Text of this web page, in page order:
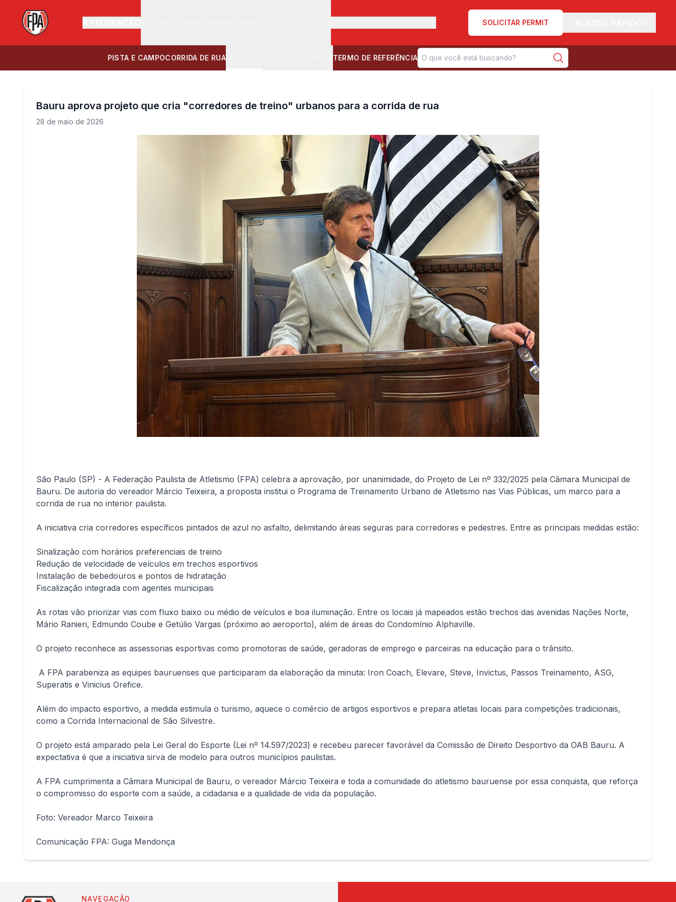
SOLICITAR PERMIT
PISTA E CAMPOCORRIDA DE RUA TERMO DE REFERÊNCIA
Bauru aprova projeto que cria "corredores de treino" urbanos para a corrida de rua
28 de maio de 2026
São Paulo (SP) - A Federação Paulista de Atletismo (FPA) celebra a aprovação, por unanimidade, do Projeto de Lei nº 332/2025 pela Câmara Municipal de
Bauru. De autoria do vereador Márcio Teixeira, a proposta institui o Programa de Treinamento Urbano de Atletismo nas Vias Públicas, um marco para a
corrida de rua no interior paulista.
A iniciativa cria corredores específicos pintados de azul no asfalto, delimitando áreas seguras para corredores e pedestres. Entre as principais medidas estão:
Sinalização com horários preferenciais de treino
Redução de velocidade de veículos em trechos esportivos
Instalação de bebedouros e pontos de hidratação
Fiscalização integrada com agentes municipais
As rotas vão priorizar vias com fluxo baixo ou médio de veículos e boa iluminação. Entre os locais já mapeados estão trechos das avenidas Nações Norte,
Mário Ranieri, Edmundo Coube e Getúlio Vargas (próximo ao aeroporto), além de áreas do Condomínio Alphaville.
O projeto reconhece as assessorias esportivas como promotoras de saúde, geradoras de emprego e parceiras na educação para o trânsito.
A FPA parabeniza as equipes bauruenses que participaram da elaboração da minuta: Iron Coach, Elevare, Steve, Invictus, Passos Treinamento, ASG,
Superatis e Vinicius Orefice.
Além do impacto esportivo, a medida estimula o turismo, aquece o comércio de artigos esportivos e prepara atletas locais para competições tradicionais,
como a Corrida Internacional de São Silvestre.
O projeto está amparado pela Lei Geral do Esporte (Lei nº 14.597/2023) e recebeu parecer favorável da Comissão de Direito Desportivo da OAB Bauru. A
expectativa é que a iniciativa sirva de modelo para outros municípios paulistas.
A FPA cumprimenta a Câmara Municipal de Bauru, o vereador Márcio Teixeira e toda a comunidade do atletismo bauruense por essa conquista, que reforça
o compromisso do esporte com a saúde, a cidadania e a qualidade de vida da população.
Foto: Vereador Marco Teixeira
Comunicação FPA: Guga Mendonça
NAVEGAÇÃO